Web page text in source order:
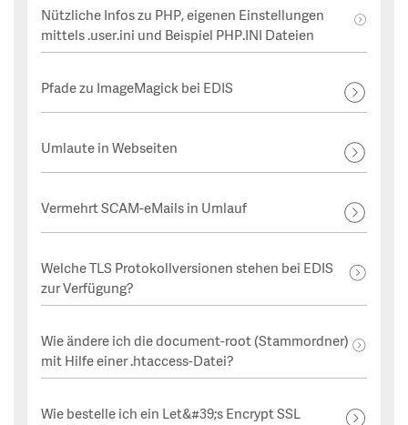
Nützliche Infos zu PHP, eigenen Einstellungen
mittels .user.ini und Beispiel PHP.INI Dateien
Pfade zu ImageMagick bei EDIS
Umlaute in Webseiten
Vermehrt SCAM-eMails in Umlauf
Welche TLS Protokollversionen stehen bei EDIS
zur Verfügung?
Wie ändere ich die document-root (Stammordner)
mit Hilfe einer .htaccess-Datei?
Wie bestelle ich ein Let&#39;s Encrypt SSL